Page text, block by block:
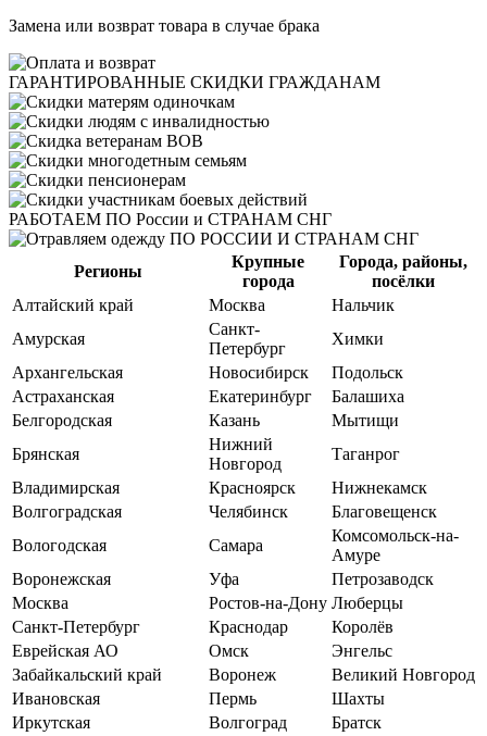
Замена или возврат товара в случае брака
ГАРАНТИРОВАННЫЕ СКИДКИ ГРАЖДАНАМ
РАБОТАЕМ ПО России и СТРАНАМ СНГ
Регионы
Крупные
города
Города, районы,
посёлки
Алтайский край
Москва
Нальчик
Амурская
Санкт-
Петербург
Химки
Архангельская
Новосибирск
Подольск
Астраханская
Екатеринбург
Балашиха
Белгородская
Казань
Мытищи
Брянская
Нижний
Новгород
Таганрог
Владимирская
Красноярск
Нижнекамск
Волгоградская
Челябинск
Благовещенск
Вологодская
Самара
Комсомольск-на-
Амуре
Воронежская
Уфа
Петрозаводск
Москва
Ростов-на-Дону Люберцы
Санкт-Петербург
Краснодар
Королёв
Еврейская АО
Омск
Энгельс
Забайкальский край
Воронеж
Великий Новгород
Ивановская
Пермь
Шахты
Иркутская
Волгоград
Братск